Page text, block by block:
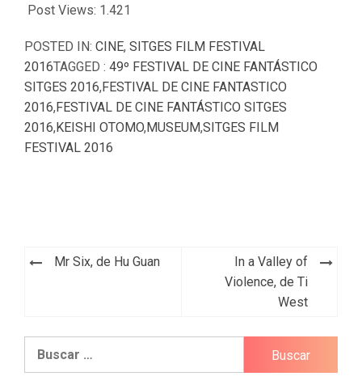
Post Views: 1.421
POSTED IN: CINE, SITGES FILM FESTIVAL
2016TAGGED : 49º FESTIVAL DE CINE FANTÁSTICO
SITGES 2016,FESTIVAL DE CINE FANTASTICO
2016,FESTIVAL DE CINE FANTÁSTICO SITGES
2016,KEISHI OTOMO,MUSEUM,SITGES FILM
FESTIVAL 2016
Navegación
Mr Six, de Hu Guan
In a Valley of
Violence, de Ti
West